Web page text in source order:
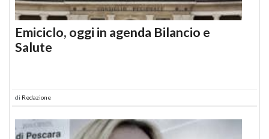
Emiciclo, oggi in agenda Bilancio e
Salute
di Redazione